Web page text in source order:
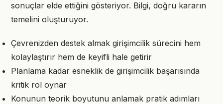
sonuçlar elde ettiğini gösteriyor. Bilgi, doğru kararın
temelini oluşturuyor.
Çevrenizden destek almak girişimcilik sürecini hem
kolaylaştırır hem de keyifli hale getirir
Planlama kadar esneklik de girişimcilik başarısında
kritik rol oynar
Konunun teorik boyutunu anlamak pratik adımları